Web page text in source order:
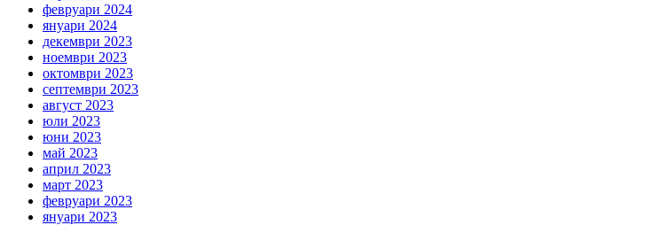
февруари 2024
януари 2024
декември 2023
ноември 2023
октомври 2023
септември 2023
август 2023
юли 2023
юни 2023
май 2023
април 2023
март 2023
февруари 2023
януари 2023